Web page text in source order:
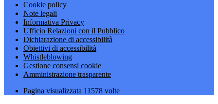
Cookie policy
Note legali
Informativa Privacy
Ufficio Relazioni con il Pubblico
Dichiarazione di accessibilità
Obiettivi di accessibilità
Whistleblowing
Gestione consensi cookie
Amministrazione trasparente
Pagina visualizzata 11578 volte